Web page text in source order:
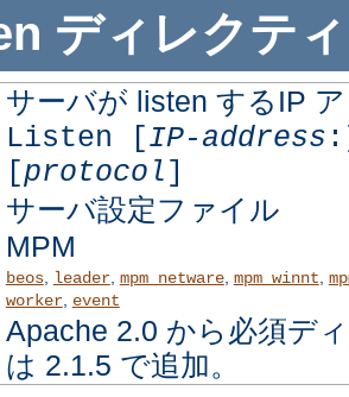
ディレクテ
サーバが listen するIP
Listen [IP-address
[protocol]
サーバ設定ファイル
MPM
beos, leader, mpm_netware, mpm_winnt
worker, event
Apache 2.0 から必須デ
は 2.1.5 で追加。